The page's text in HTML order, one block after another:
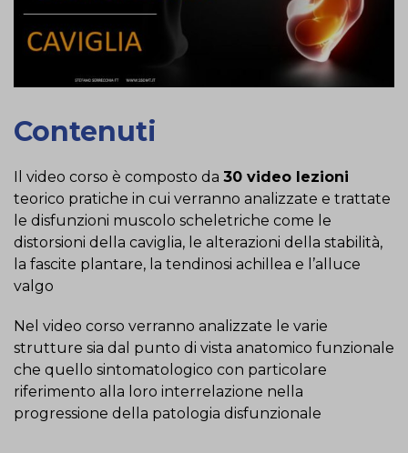
Contenuti
Il video corso è composto da 30 video lezioni
teorico pratiche in cui verranno analizzate e trattate
le disfunzioni muscolo scheletriche come le
distorsioni della caviglia, le alterazioni della stabilità,
la fascite plantare, la tendinosi achillea e l’alluce
valgo
Nel video corso verranno analizzate le varie
strutture sia dal punto di vista anatomico funzionale
che quello sintomatologico con particolare
riferimento alla loro interrelazione nella
progressione della patologia disfunzionale